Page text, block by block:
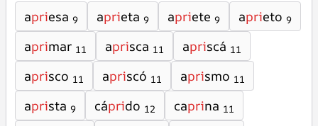
apriesa 9 aprieta 9 apriete 9 aprieto 9
aprimar 11 aprisca 11 apriscá 11
aprisco 11 apriscó 11 aprismo 11
aprista 9 cáprido 12 caprina 11